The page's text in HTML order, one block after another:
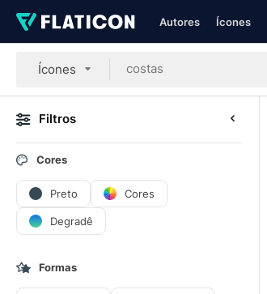
Autores Ícones
Ícones
Filtros
Cores
Preto Cores
Degradê
Formas